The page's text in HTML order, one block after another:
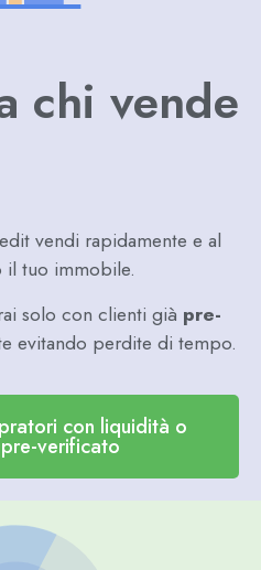
chi vende
vendi rapidamente e al
tuo immobile.
solo con clienti già pre-
evitando perdite di tempo.
con liquidità o
verificato